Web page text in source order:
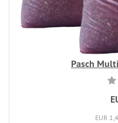
Pasch
EUR